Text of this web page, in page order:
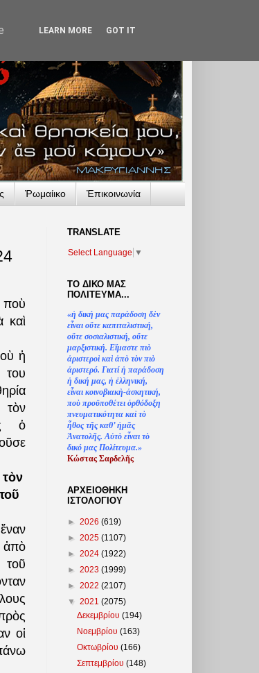
Ῥωμαίικο Ἐπικοινωνία
καὶ
ἡ
του
ὁ
ἀπὸ
τοῦ
οἱ
TRANSLATΕ
Select Language ▼
ΤΟ ΔΙΚΟ ΜΑΣ
ΠΟΛΙΤΕΥΜΑ...
«ἡ δική μας παράδοση δὲν
εἶναι οὔτε καπιταλιστική,
οὔτε σοσιαλιστική, οὔτε
μαρξιστική. Εἴμαστε πιὸ
ἀριστεροὶ καὶ ἀπὸ τὸν πιὸ
ἀριστερό. Γιατίἡ παράδοση
ἡ δική μας, ἡ ἑλληνική,
εἶναι κοινοβιακὴ-ἀσκητική,
ποὺ προϋποθέτει ὀρθόδοξη
πνευματικότητα καὶ τὸ
ἦθος τῆς καθ’ἠμᾶς
Ἀνατολῆς. Αὐτὸ εἶναι τὸ
δικό μας Πολίτευμα.»
Κώστας Σαρδελῆς
ΑΡΧΕΙΟΘΗΚΗ
ΙΣΤΟΛΟΓΙΟΥ
► 2026 (619)
► 2025 (1107)
► 2024 (1922)
► 2023 (1999)
► 2022 (2107)
▼ 2021 (2075)
Δεκεμβρίου(194)
Νοεμβρίου(163)
Οκτωβρίου(166)
Σεπτεμβρίου(148)
LEARN MORE GOT IT